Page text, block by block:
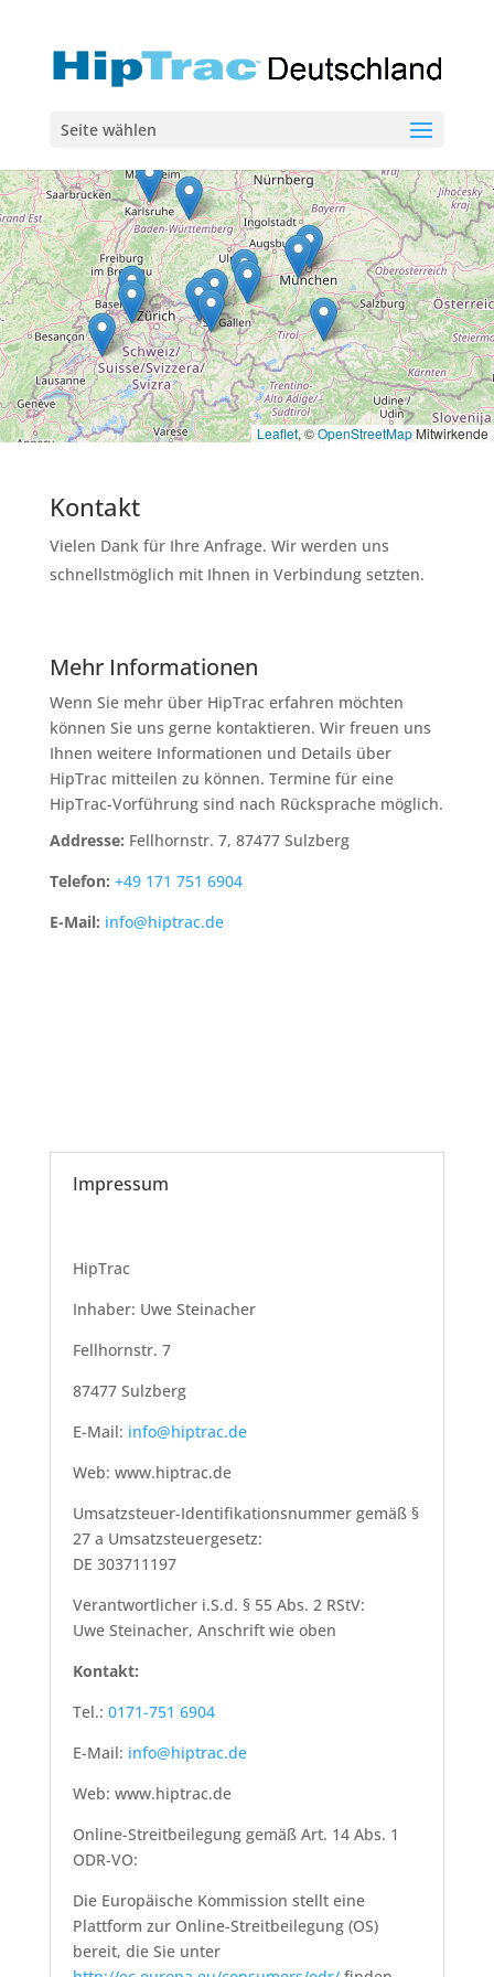
Seite wählen
Leaflet, ©OpenStreetMapMitwirkende
Kontakt
Vielen Dank für Ihre Anfrage. Wir werden uns
schnellstmöglich mit Ihnen in Verbindung setzten.
Mehr Informationen
Wenn Sie mehr über HipTrac erfahren möchten
können Sie uns gerne kontaktieren. Wir freuen uns
Ihnen weitere Informationen und Details über
HipTrac mitteilen zu können. Termine für eine
HipTrac-Vorführung sind nach Rücksprache möglich.
Addresse: Fellhornstr. 7, 87477 Sulzberg
Telefon: +49 171 751 6904
E-Mail: info@hiptrac.de
Impressum
HipTrac
Inhaber: Uwe Steinacher
Fellhornstr. 7
87477 Sulzberg
E-Mail: info@hiptrac.de
Web: www.hiptrac.de
Umsatzsteuer-Identifikationsnummer gemäß §
27 a Umsatzsteuergesetz:
DE 303711197
Verantwortlicher i.S.d. § 55 Abs. 2 RStV:
Uwe Steinacher, Anschrift wie oben
Kontakt:
Tel.: 0171-751 6904
E-Mail: info@hiptrac.de
Web: www.hiptrac.de
Online-Streitbeilegung gemäß Art. 14 Abs. 1
ODR-VO:
Die Europäische Kommission stellt eine
Plattform zur Online-Streitbeilegung (OS)
bereit, die Sie unter